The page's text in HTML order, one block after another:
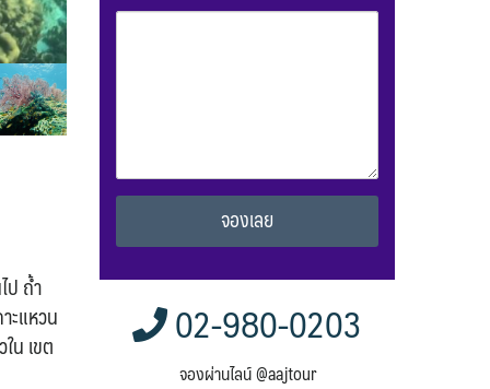
ป ถ้ำ
ะแหวน
น เขต
Alternative:
02-980-0203
จองผ่านไลน์ @aajtour